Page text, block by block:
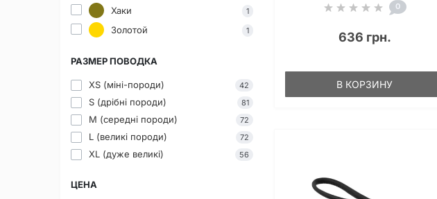
Хаки 1
Золотой 1
РАЗМЕР ПОВОДКА
XS (міні-породи) 42
S (дрібні породи) 81
M (середні породи) 72
L (великі породи) 72
XL (дуже великі) 56
ЦЕНА
0
636 грн.
В КОРЗИНУ